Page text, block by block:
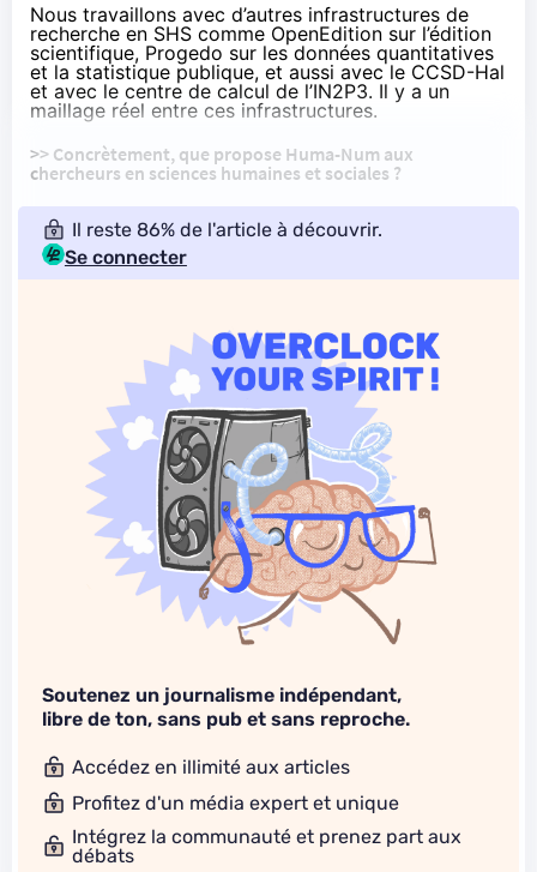
Nous travaillons avec d’autres infrastructures de
recherche en SHS comme OpenEdition sur l’édition
scientifique, Progedo sur les données quantitatives
et la statistique publique, et aussi avec le CCSD-Hal
et avec le centre de calcul de l’IN2P3. Il y a un
maillage réel entre ces infrastructures.
>> Concrètement, que propose Huma-Num aux
chercheurs en sciences humaines et sociales ?
Il reste 86% de l'article à découvrir.
Se connecter
Soutenez un journalisme indépendant,
libre de ton, sans pub et sans reproche.
Accédez en illimité aux articles
Profitez d'un média expert et unique
Intégrez la communauté et prenez part aux
débats